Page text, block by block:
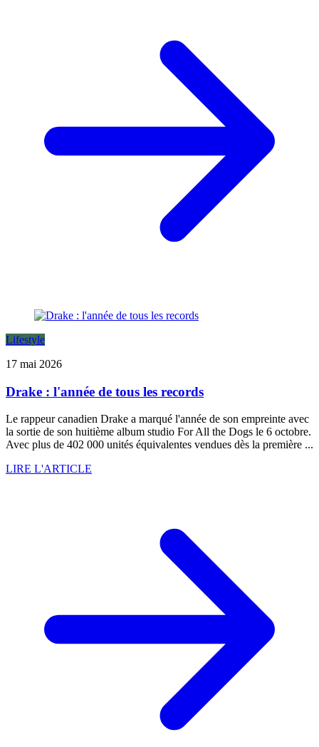
Lifestyle
17 mai 2026
Drake : l'année de tous les records
Le rappeur canadien Drake a marqué l'année de son empreinte avec
la sortie de son huitième album studio For All the Dogs le 6 octobre.
Avec plus de 402 000 unités équivalentes vendues dès la première ...
LIRE L'ARTICLE